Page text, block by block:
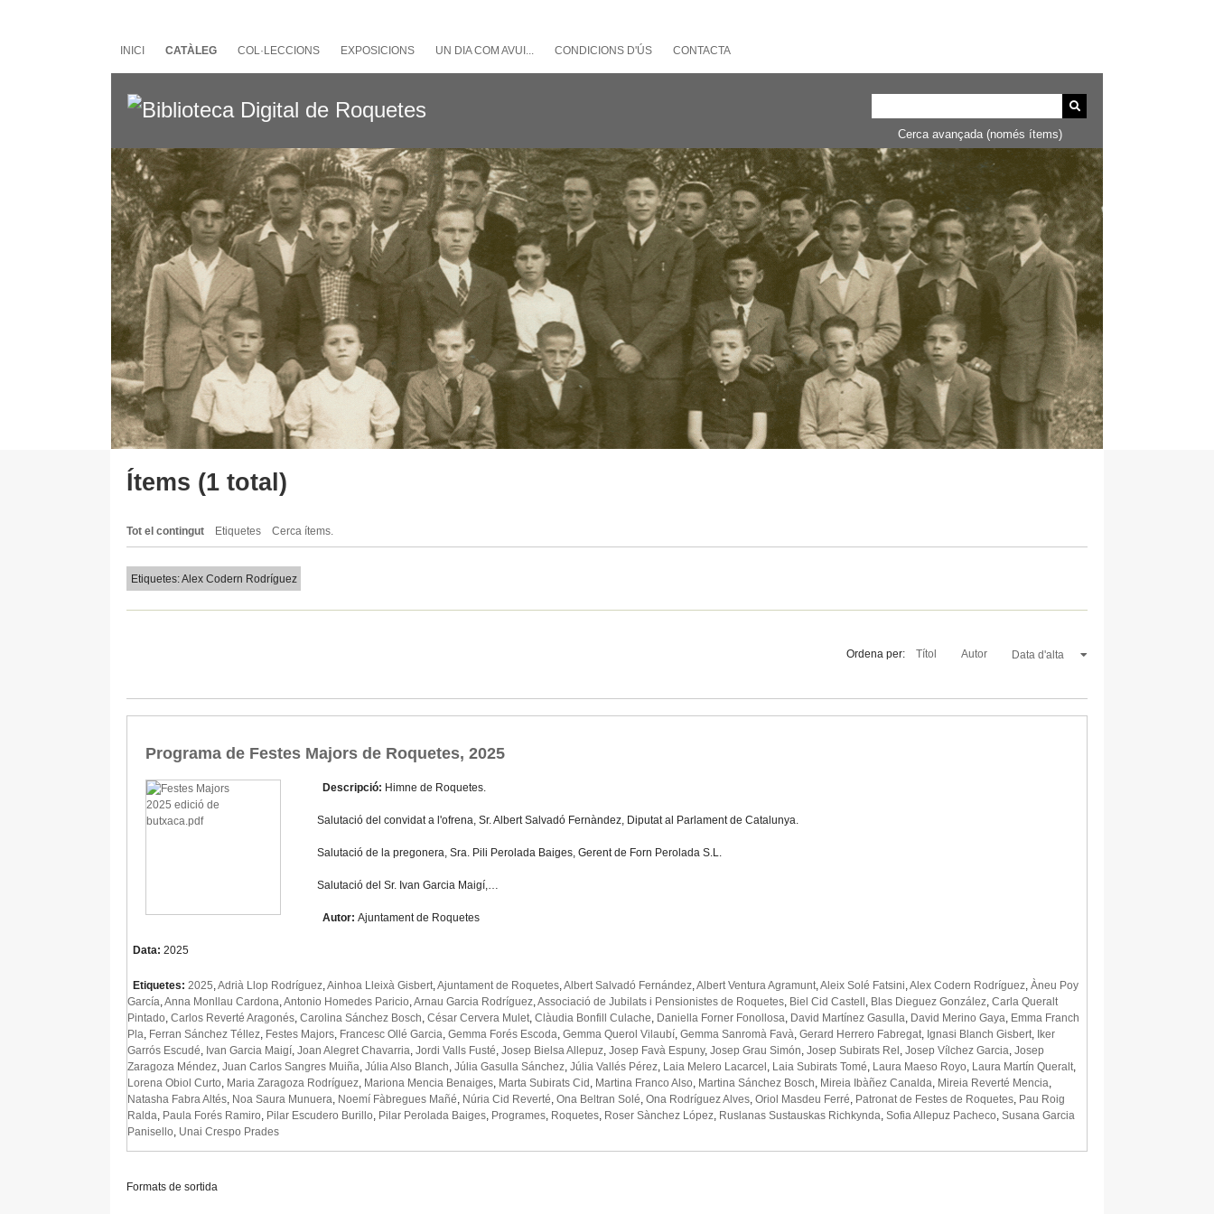
INICI CATÀLEG COL·LECCIONS EXPOSICIONS UN DIA COM AVUI... CONDICIONS D'ÚS CONTACTA
Cerca avançada (només ítems)
Ítems (1 total)
Tot el contingut Etiquetes Cerca ítems.
Etiquetes: Alex Codern Rodríguez
Ordena per: Títol Autor Data d'alta
Programa de Festes Majors de Roquetes, 2025
Descripció: Himne de Roquetes.
Salutació del convidat a l'ofrena, Sr. Albert Salvadó Fernàndez, Diputat al Parlament de Catalunya.
Salutació de la pregonera, Sra. Pili Perolada Baiges, Gerent de Forn Perolada S.L.
Salutació del Sr. Ivan Garcia Maigí,…
Autor: Ajuntament de Roquetes
Data: 2025
Etiquetes: 2025,Adrià Llop Rodríguez,Ainhoa Lleixà Gisbert,Ajuntament de Roquetes,Albert Salvadó Fernández,Albert Ventura Agramunt,Aleix Solé Fatsini,Alex Codern Rodríguez, Àneu Poy
García,Anna Monllau Cardona,Antonio Homedes Paricio,Arnau Garcia Rodríguez,Associació de Jubilats i Pensionistes de Roquetes, Biel Cid Castell , Blas Dieguez González, Carla Queralt
Pintado, Carlos Reverté Aragonés, Carolina Sánchez Bosch, César Cervera Mulet, Clàudia Bonfill Culache, Daniella Forner Fonollosa, David Martínez Gasulla, David Merino Gaya, Emma Franch
Pla, Ferran Sánchez Téllez, Festes Majors, Francesc Ollé Garcia, Gemma Forés Escoda, Gemma Querol Vilaubí, Gemma Sanromà Favà, Gerard Herrero Fabregat, Ignasi Blanch Gisbert, Iker
Garrós Escudé, Ivan Garcia Maigí, Joan Alegret Chavarria, Jordi Valls Fusté, Josep Bielsa Allepuz, Josep Favà Espuny, Josep Grau Simón, Josep Subirats Rel , Josep Vílchez Garcia, Josep
Zaragoza Méndez, Juan Carlos Sangres Muiña, Júlia Also Blanch, Júlia Gasulla Sánchez, Júlia Vallés Pérez, Laia Melero Lacarcel , Laia Subirats Tomé, Laura Maeso Royo, Laura Martín Queralt,
Lorena Obiol Curto, Maria Zaragoza Rodríguez, Mariona Mencia Benaiges, Marta Subirats Cid , Martina Franco Also, Martina Sánchez Bosch, Mireia Ibàñez Canalda, Mireia Reverté Mencia,
Natasha Fabra Altés, Noa Saura Munuera, Noemí Fàbregues Mañé, Núria Cid Reverté, Ona Beltran Solé, Ona Rodríguez Alves, Oriol Masdeu Ferré, Patronat de Festes de Roquetes, Pau Roig
Ralda, Paula Forés Ramiro, Pilar Escudero Burillo, Pilar Perolada Baiges, Programes, Roquetes, Roser Sànchez López, Ruslanas Sustauskas Richkynda, Sofia Allepuz Pacheco, Susana Garcia
Panisello, Unai Crespo Prades
Formats de sortida